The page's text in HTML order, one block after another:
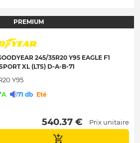
PREMIUM
245/35R20 Y95 EAGLE F1
XL (LTS) D-A-B-71
Y95
A 71 db Eté
540.37 € Prix unitaire